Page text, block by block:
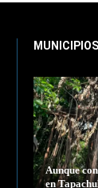
MUNICIPIOS
Aunque
en